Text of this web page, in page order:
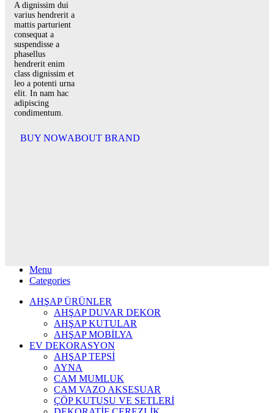
A dignissim dui
varius hendrerit a
mattis parturient
consequat a
suspendisse a
phasellus
hendrerit enim
class dignissim et
leo a potenti urna
elit. In nam hac
adipiscing
condimentum.
BUY NOWABOUT BRAND
Menu
Categories
AHŞAP ÜRÜNLER
AHŞAP DUVAR DEKOR
AHŞAP KUTULAR
AHŞAP MOBİLYA
EV DEKORASYON
AHŞAP TEPSİ
AYNA
CAM MUMLUK
CAM VAZO AKSESUAR
ÇÖP KUTUSU VE SETLERİ